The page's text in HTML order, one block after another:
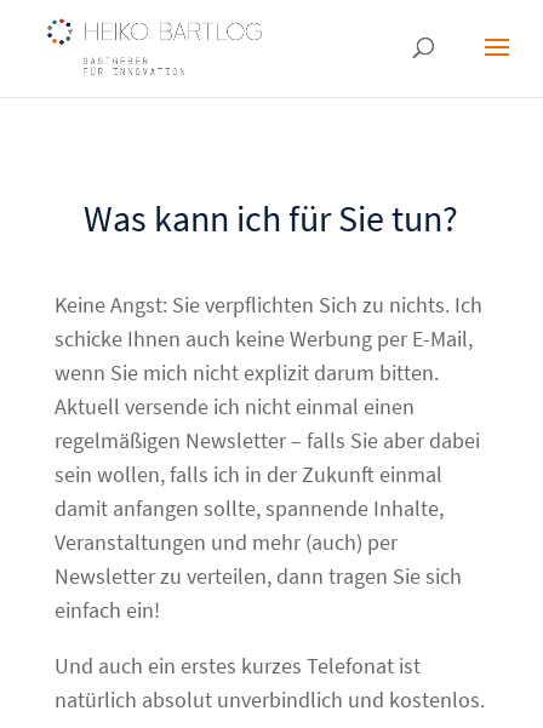
Was kann ich für Sie tun?
Keine Angst: Sie verpflichten Sich zu nichts. Ich
schicke Ihnen auch keine Werbung per E-Mail,
wenn Sie mich nicht explizit darum bitten.
Aktuell versende ich nicht einmal einen
regelmäßigen Newsletter – falls Sie aber dabei
sein wollen, falls ich in der Zukunft einmal
damit anfangen sollte, spannende Inhalte,
Veranstaltungen und mehr (auch) per
Newsletter zu verteilen, dann tragen Sie sich
einfach ein!
Und auch ein erstes kurzes Telefonat ist
natürlich absolut unverbindlich und kostenlos.